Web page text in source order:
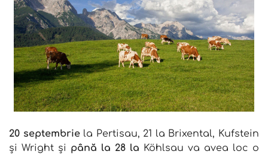
20 septembriela Pertisau, 21 la Brixental, Kufstein
și Wright și până la 28 la Köhlsau va avea loc o